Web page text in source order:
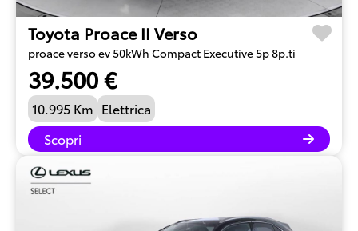
Toyota Proace II Verso
proace verso ev 50kWh Compact Executive 5p 8p.ti
39.500 €
10.995 Km Elettrica
Scopri